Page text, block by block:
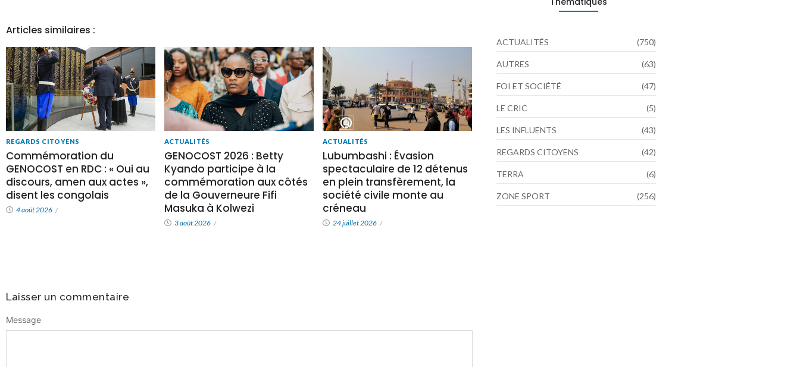
Articles similaires :
REGARDS CITOYENS
Commémoration du
GENOCOST en RDC : « Oui au
discours, amen aux actes »,
disent les congolais
4 août 2026 /
ACTUALITÉS
GENOCOST 2026 : Betty
Kyando participe à la
commémoration aux côtés
de la Gouverneure Fifi
Masuka à Kolwezi
3 août 2026 /
ACTUALITÉS
Lubumbashi : Évasion
spectaculaire de 12 détenus
en plein transfèrement, la
société civile monte au
créneau
24 juillet 2026 /
Laisser un commentaire
Message
ACTUALITÉS (750)
AUTRES (63)
FOI ET SOCIÉTÉ (47)
LE CRIC (5)
LES INFLUENTS (43)
REGARDS CITOYENS (42)
TERRA (6)
ZONE SPORT (256)